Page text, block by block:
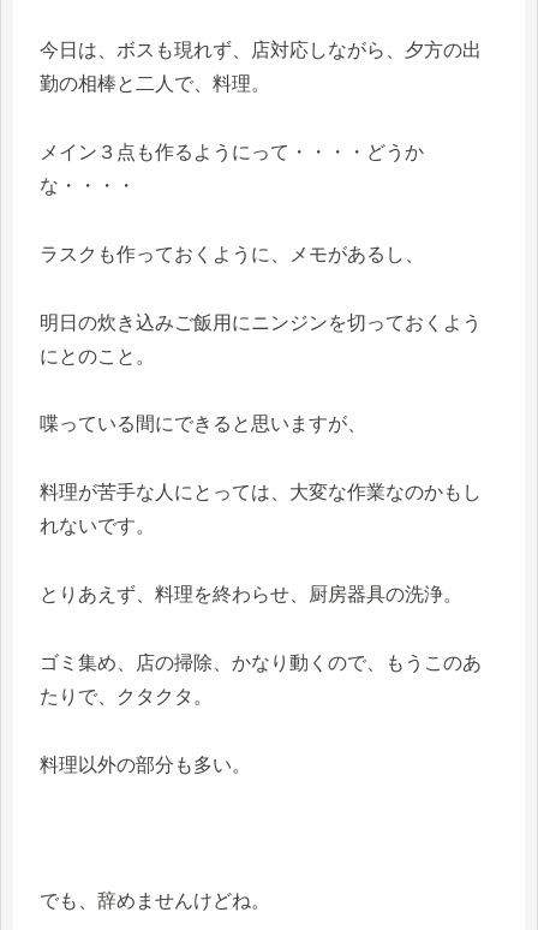
今日は、ボスも現れず、店対応しながら、夕方の出
勤の相棒と二人で、料理。
メイン３点も作るようにって・・・・どうか
な・・・・
ラスクも作っておくように、メモがあるし、
明日の炊き込みご飯用にニンジンを切っておくよう
にとのこと。
喋っている間にできると思いますが、
料理が苦手な人にとっては、大変な作業なのかもし
れないです。
とりあえず、料理を終わらせ、厨房器具の洗浄。
ゴミ集め、店の掃除、かなり動くので、もうこのあ
たりで、クタクタ。
料理以外の部分も多い。
でも、辞めませんけどね。